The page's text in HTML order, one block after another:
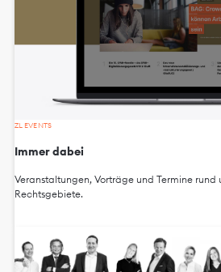
ZL EVENTS
Immer dabei
Veranstaltungen, Vorträge und Termine rund
Rechtsgebiete.